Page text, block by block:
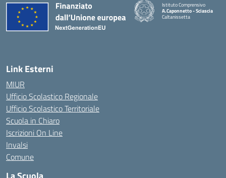
Istituto Comprensivo
A.Caponnetto - Sciascia
Caltanissetta
Link Esterni
MIUR
Ufficio Scolastico Regionale
Ufficio Scolastico Territoriale
Scuola in Chiaro
Iscrizioni On Line
Invalsi
Comune